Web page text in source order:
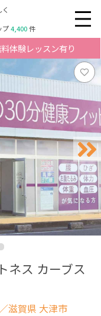
プ4,400件
体験レッスン有り
ネス カーブス
／滋賀県 大津市